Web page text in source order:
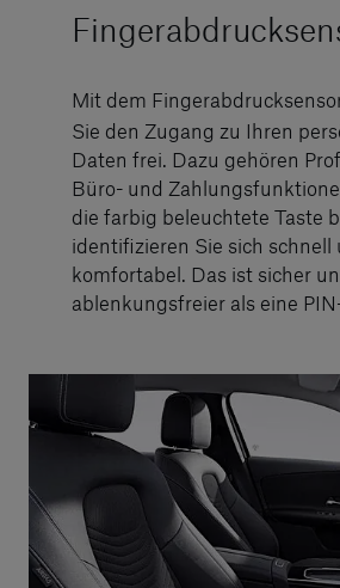
Mit dem
Sie den Zugang zu Ihren
Daten frei. Dazu gehören
Büro- und
die farbig beleuchtete Taste
identifizieren Sie sich schnell
komfortabel. Das ist sicher
ablenkungsfreier als eine